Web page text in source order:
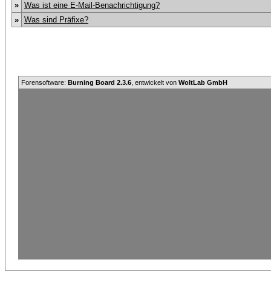
» Was ist eine E-Mail-Benachrichtigung?
» Was sind Präfixe?
Forensoftware: Burning Board 2.3.6 , entwickelt von WoltLab GmbH